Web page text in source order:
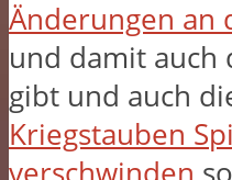
Änderungen an
und damit auch
gibt und auch
Kriegstauben